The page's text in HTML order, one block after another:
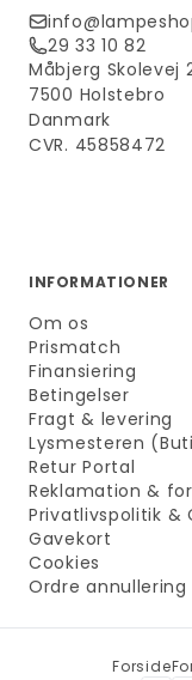
29 33 10 82
Måbjerg Skolevej
7500 Holstebro
Danmark
CVR. 45858472
INFORMATIONER
Om os
Prismatch
Finansiering
Betingelser
Fragt & levering
Lysmesteren
Retur Portal
Reklamation &
Privatlivspolitik &
Gavekort
Cookies
Ordre annullering
Forside